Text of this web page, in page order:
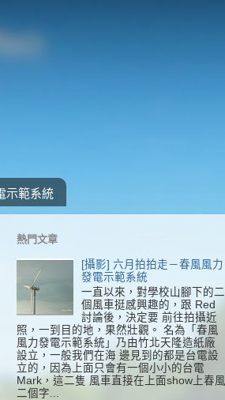
示範系統
熱門文章
[攝影] 六月拍拍走－春風風力
發電示範系統
一直以來，對學校山腳下的二
個風車挺感興趣的，跟 Red
討論後，決定要 前往拍攝近
照，一到目的地，果然壯觀。 名為「春風
風力發電示範系統」乃由竹北天隆造紙廠
設立，一般我們在海 邊見到的都是台電設
立的，因為上面只會有一個小小的台電
Mark，這二隻 風車直接在上面show上春風
二個字...